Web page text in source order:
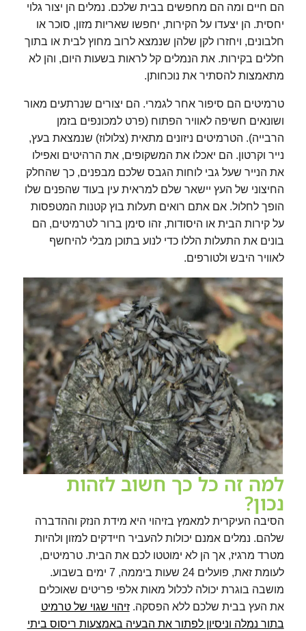
הם חיים ומה הם מחפשים בבית שלכם. נמלים הן יצור גלוי
יחסית. הן יצעדו על הקירות, יחפשו שאריות מזון, סוכר או
חלבונים, ויחזרו לקן שלהן שנמצא לרוב מחוץ לבית או בתוך
חללים בקירות. את הנמלים קל לראות בשעות היום, והן לא
מתאמצות להסתיר את נוכחותן.
טרמיטים הם סיפור אחר לגמרי. הם יצורים שנרתעים מאור
ושונאים חשיפה לאוויר הפתוח (פרט למכונפים בזמן
הרבייה). הטרמיטים ניזונים מתאית (צלולוז) שנמצאת בעץ,
נייר וקרטון. הם יאכלו את המשקופים, את הרהיטים ואפילו
את הנייר שעל גבי לוחות הגבס שלכם מבפנים, כך שהחלק
החיצוני של העץ יישאר שלם למראית עין בעוד שהפנים שלו
הופך לחלול. אם אתם רואים תעלות בוץ קטנות המטפסות
על קירות הבית או היסודות, זהו סימן ברור לטרמיטים, הם
בונים את התעלות הללו כדי לנוע בתוכן מבלי להיחשף
לאוויר היבש ולטורפים.
למה זה כל כך חשוב לזהות
נכון?
הסיבה העיקרית למאמץ בזיהוי היא מידת הנזק וההדברה
שלהם. נמלים אמנם יכולות להעביר חיידקים למזון ולהיות
מטרד מרגיז, אך הן לא ימוטטו לכם את הבית. טרמיטים,
לעומת זאת, פועלים 24 שעות ביממה, 7 ימים בשבוע.
מושבה בוגרת יכולה לכלול מאות אלפי פריטים שאוכלים
את העץ בבית שלכם ללא הפסקה.זיהוי שגוי של טרמיט
בתור נמלה וניסיון לפתור את הבעיה באמצעות ריסוס ביתי